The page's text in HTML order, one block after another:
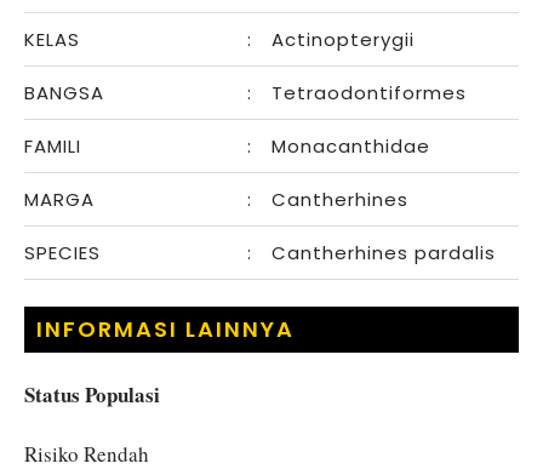
KELAS : Actinopterygii
BANGSA : Tetraodontiformes
FAMILI : Monacanthidae
MARGA : Cantherhines
SPECIES : Cantherhines pardalis
INFORMASI LAINNYA
Status Populasi
Risiko Rendah